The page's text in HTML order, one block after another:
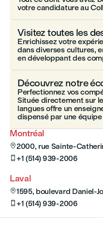
Montréal
2000, rue Sainte-
 +1 (514) 939-2006
Laval
1595, boulevard Daniel-
 +1 (514) 939-2006
votre candidature au
Visitez toutes les
Enrichissez votre
dans diverses cultures,
en développant des
Découvrez notre
Perfectionnez vos
Située directement sur
langues offre un
dispensé par une